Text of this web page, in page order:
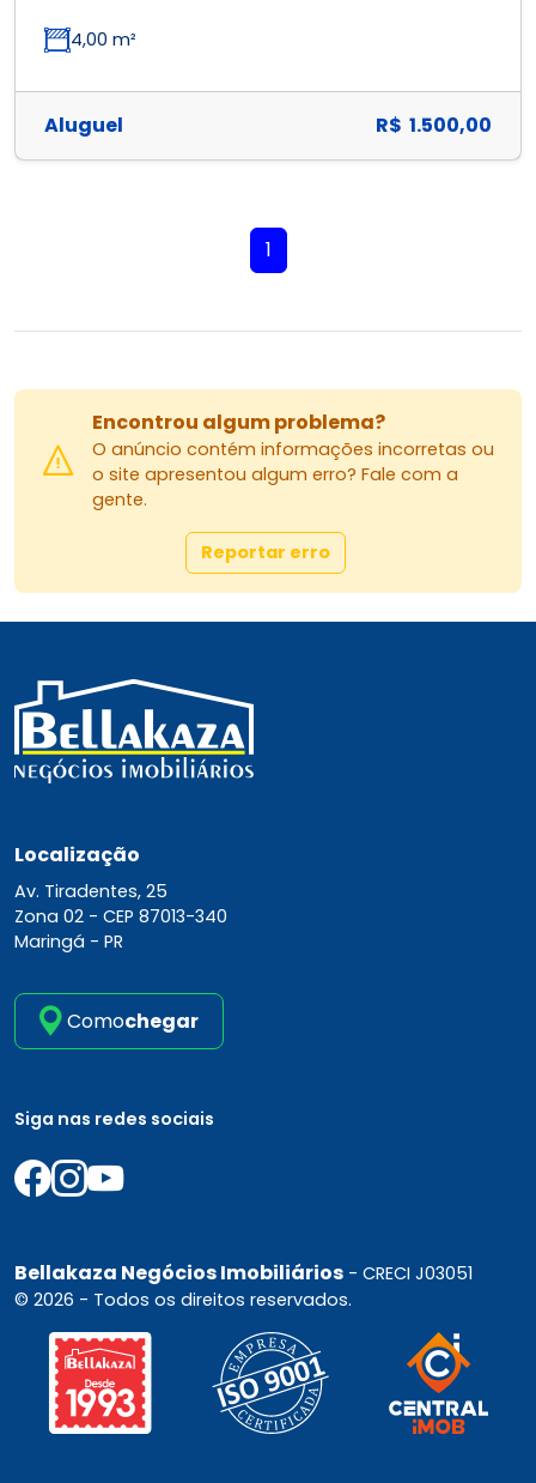
4,00 m²
Aluguel R$ 1.500,00
1
Encontrou algum problema?
O anúncio contém informações incorretas ou
o site apresentou algum erro? Fale com a
gente.
Reportar erro
Localização
Av. Tiradentes, 25
Zona 02 - CEP 87013-340
Maringá - PR
Comochegar
Siga nas redes sociais
Bellakaza Negócios Imobiliários - CRECI J03051
© 2026 - Todos os direitos reservados.